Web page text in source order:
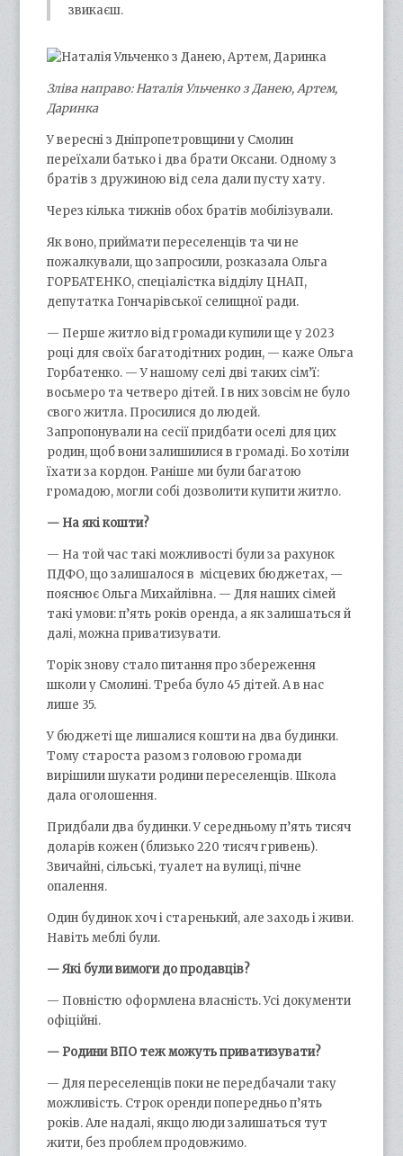
звикаєш.
Зліва направо: Наталія Ульченко з Данею, Артем,
Даринка
У вересні з Дніпропетровщини у Смолин
переїхали батько і два брати Оксани. Одному з
братів з дружиною від села дали пусту хату.
Через кілька тижнів обох братів мобілізували.
Як воно, приймати переселенців та чи не
пожалкували, що запросили, розказала Ольга
ГОРБАТЕНКО, спеціалістка відділу ЦНАП,
депутатка Гончарівської селищної ради.
— Перше житло від громади купили ще у 2023
році для своїх багатодітних родин, — каже Ольга
Горбатенко. — У нашому селі дві таких сім’ї:
восьмеро та четверо дітей. І в них зовсім не було
свого житла. Просилися до людей.
Запропонували на сесії придбати оселі для цих
родин, щоб вони залишилися в громаді. Бо хотіли
їхати за кордон. Раніше ми були багатою
громадою, могли собі дозволити купити житло.
— На які кошти?
— На той час такі можливості були за рахунок
ПДФО, що залишалося в місцевих бюджетах, —
пояснює Ольга Михайлівна. — Для наших сімей
такі умови: п’ять років оренда, а як залишаться й
далі, можна приватизувати.
Торік знову стало питання про збереження
школи у Смолині. Треба було 45 дітей. А в нас
лише 35.
У бюджеті ще лишалися кошти на два будинки.
Тому староста разом з головою громади
вирішили шукати родини переселенців. Школа
дала оголошення.
Придбали два будинки. У середньому п’ять тисяч
доларів кожен (близько 220 тисяч гривень).
Звичайні, сільські, туалет на вулиці, пічне
опалення.
Один будинок хоч і старенький, але заходь і живи.
Навіть меблі були.
— Які були вимоги до продавців?
— Повністю оформлена власність. Усі документи
офіційні.
— Родини ВПО теж можуть приватизувати?
— Для переселенців поки не передбачали таку
можливість. Строк оренди попередньо п’ять
років. Але надалі, якщо люди залишаться тут
жити, без проблем продовжимо.